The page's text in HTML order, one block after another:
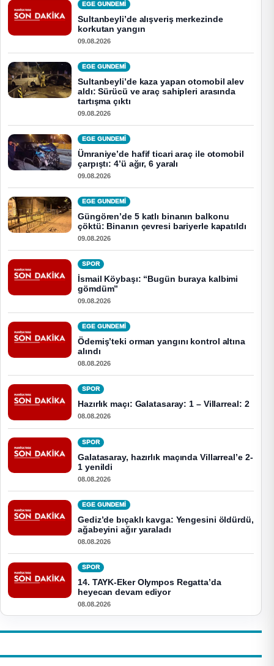
EGE GUNDEMİ
Sultanbeyli’de alışveriş merkezinde
korkutan yangın
09.08.2026
EGE GUNDEMİ
Sultanbeyli’de kaza yapan otomobil alev
aldı: Sürücü ve araç sahipleri arasında
tartışma çıktı
09.08.2026
EGE GUNDEMİ
Ümraniye’de hafif ticari araç ile otomobil
çarpıştı: 4’ü ağır, 6 yaralı
09.08.2026
EGE GUNDEMİ
Güngören’de 5 katlı binanın balkonu
çöktü: Binanın çevresi bariyerle kapatıldı
09.08.2026
SPOR
İsmail Köybaşı: “Bugün buraya kalbimi
gömdüm”
09.08.2026
EGE GUNDEMİ
Ödemiş’teki orman yangını kontrol altına
alındı
08.08.2026
SPOR
Hazırlık maçı: Galatasaray: 1 – Villarreal: 2
08.08.2026
SPOR
Galatasaray, hazırlık maçında Villarreal’e 2-
1 yenildi
08.08.2026
EGE GUNDEMİ
Gediz’de bıçaklı kavga: Yengesini öldürdü,
ağabeyini ağır yaraladı
08.08.2026
SPOR
14. TAYK-Eker Olympos Regatta’da
heyecan devam ediyor
08.08.2026